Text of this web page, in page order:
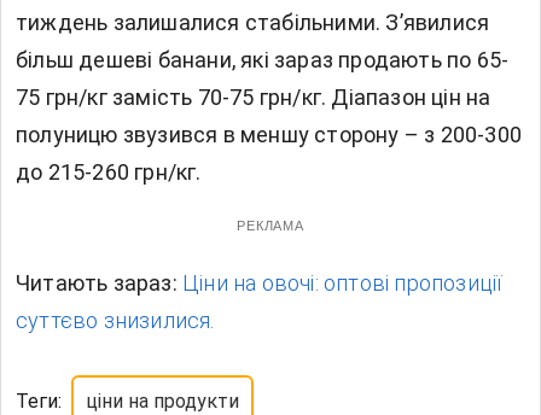
тиждень залишалися стабільними. З’явилися
більш дешеві банани, які зараз продають по 65-
75 грн/кг замість 70-75 грн/кг. Діапазон цін на
полуницю звузився в меншу сторону – з 200-300
до 215-260 грн/кг.
РЕКЛАМА
Читають зараз: Ціни на овочі: оптові пропозиції
суттєво знизилися.
Теги: ціни на продукти